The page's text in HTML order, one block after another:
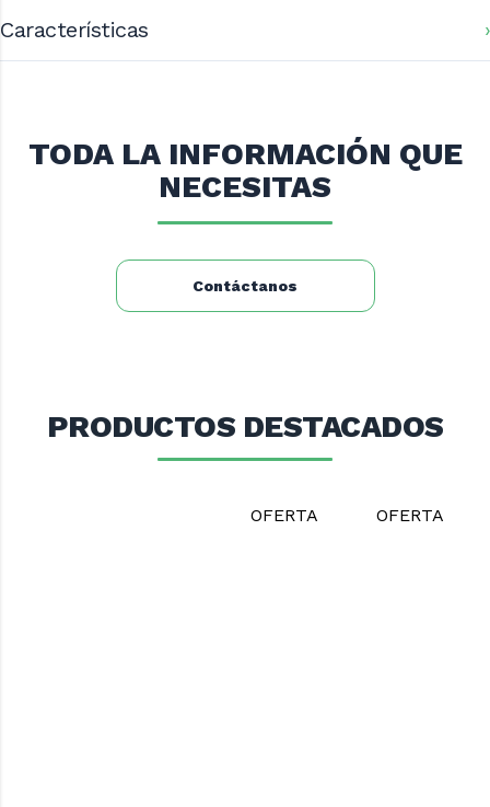
Características
Peso Neto (Kg): 8.7
Potencia (Kw): 0.37 (0.5 HP)
TODA LA INFORMACIÓN QUE
NECESITAS
Contáctanos
PRODUCTOS DESTACADOS
OFERTA OFERTA